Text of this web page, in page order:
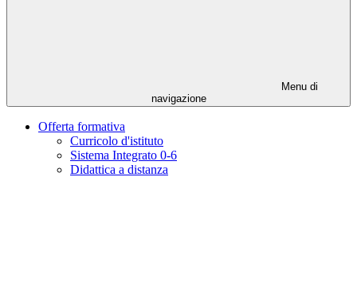
Menu di
navigazione
Offerta formativa
Curricolo d'istituto
Sistema Integrato 0-6
Didattica a distanza